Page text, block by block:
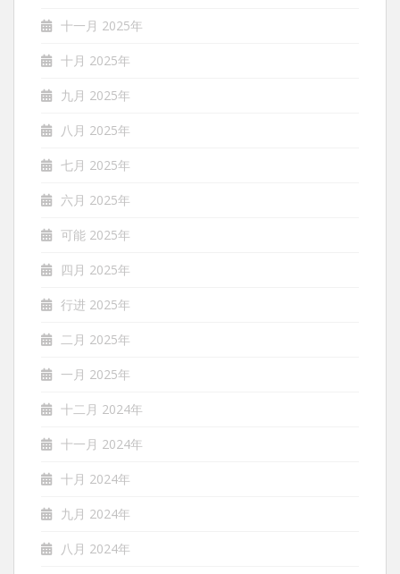
十一月 2025年
十月 2025年
九月 2025年
八月 2025年
七月 2025年
六月 2025年
可能 2025年
四月 2025年
行进 2025年
二月 2025年
一月 2025年
十二月 2024年
十一月 2024年
十月 2024年
九月 2024年
八月 2024年